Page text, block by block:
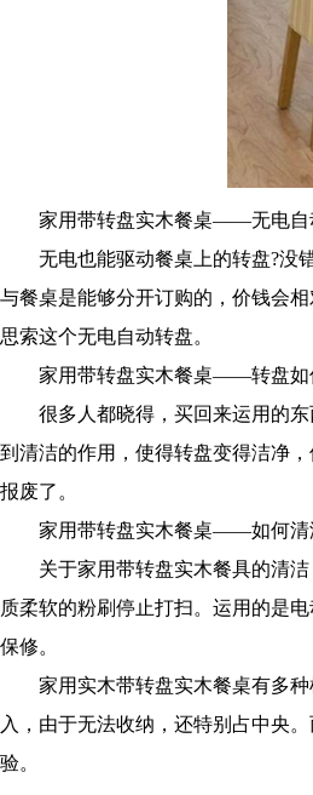
家用带转盘实木餐桌——无电自
无电也能驱动餐桌上的转盘?没错
与餐桌是能够分开订购的，价钱会
思索这个无电自动转盘。
家用带转盘实木餐桌——转盘如
很多人都晓得，买回来运用的东
到清洁的作用，使得转盘变得洁净
报废了。
家用带转盘实木餐桌——如何清
关于家用带转盘实木餐具的清洁
质柔软的粉刷停止打扫。运用的是
保修。
家用实木带转盘实木餐桌有多种
入，由于无法收纳，还特别占中央
验。